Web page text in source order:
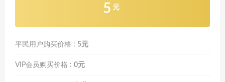
5 元
平民用户购买价格 : 5元
VIP会员购买价格 : 0元